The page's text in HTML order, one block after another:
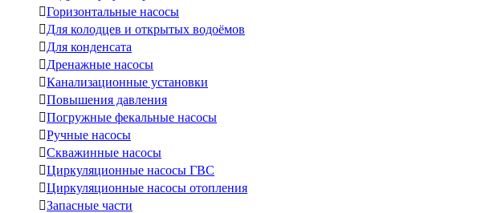
Горизонтальные насосы
Для колодцев и открытых водоёмов
Для конденсата
Дренажные насосы
Канализационные установки
Повышения давления
Погружные фекальные насосы
Ручные насосы
Скважинные насосы
Циркуляционные насосы ГВС
Циркуляционные насосы отопления
Запасные части